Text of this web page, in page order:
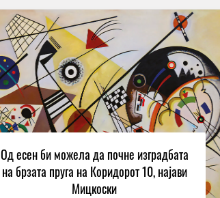
Од есен би можела да почне изградбата
на брзата пруга на Коридорот 10, најави
Мицкоски